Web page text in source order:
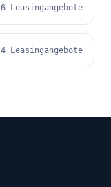
6 Leasingangebote
4 Leasingangebote